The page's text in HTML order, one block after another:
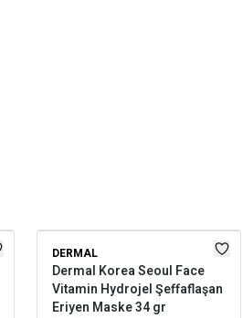
DERMAL
Dermal Korea Seoul Face
Vitamin Hydrojel Şeffaflaşan
Eriyen Maske 34 gr